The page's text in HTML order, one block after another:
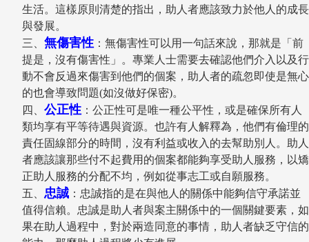
生活。這樣原則清楚的指出，助人者應該致力於他人的成長
與發展。
三、 無傷害性 ：無傷害性可以用一句話來說，那就是「前
提是，沒有傷害性」。專業人士需要去確認他們介入以及行
動不會反過來傷害到他們的個案，助人者的疏忽即使是無心
的也會導致問題(如沒做好保密)。
四、 公正性 ：公正性可是唯一種公平性，或是確保所有人
類均享有平等待遇與資源。也許有人解釋為，他們有倫理的
責任固線部分的時間，沒有利益或收入的去幫助別人。助人
者應該讓那些付不起費用的個案都能夠享受助人服務，以矯
正助人服務的分配不均，例如從事志工或自願服務。
五、 忠誠 ：忠誠指的是在與他人的關係中能夠信守承諾並
值得信賴。忠誠是助人者與案主關係中的一個關鍵要素，如
果在助人過程中，對於兩造同意的事情，助人者缺乏守信的